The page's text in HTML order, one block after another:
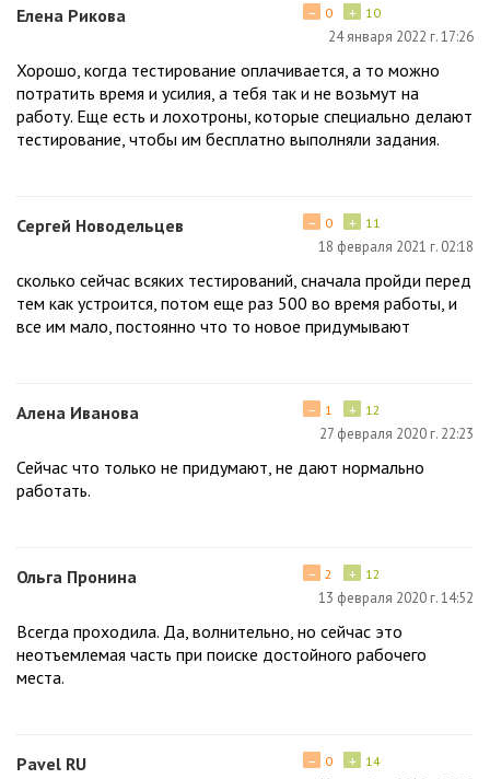
Елена Рикова + 10
− 0
24 января 2022 г. 17:26
Хорошо, когда тестирование оплачивается, а то можно
потратить время и усилия, а тебя так и не возьмут на
работу. Еще есть и лохотроны, которые специально делают
тестирование, чтобы им бесплатно выполняли задания.
Сергей Новодельцев + 11
− 0
18 февраля 2021 г. 02:18
сколько сейчас всяких тестирований, сначала пройди перед
тем как устроится, потом еще раз 500 во время работы, и
все им мало, постоянно что то новое придумывают
Алена Иванова + 12
− 1
27 февраля 2020 г. 22:23
Сейчас что только не придумают, не дают нормально
работать.
Ольга Пронина + 12
− 2
13 февраля 2020 г. 14:52
Всегда проходила. Да, волнительно, но сейчас это
неотъемлемая часть при поиске достойного рабочего
места.
Pavel RU + 14
− 0